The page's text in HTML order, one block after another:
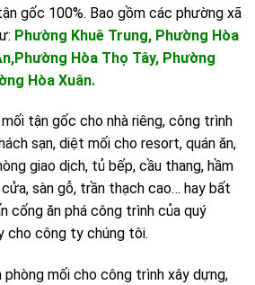
gốc 100%. Bao gồm các phường xã
Phường Khuê Trung, Phường Hòa
Hòa Thọ Tây, Phường
Hòa Xuân.
tận gốc cho nhà riêng, công trình
sạn, diệt mối cho resort, quán ăn,
giao dịch, tủ bếp, cầu thang, hầm
sàn gỗ, trần thạch cao… hay bất
cống ăn phá công trình của quý
cho công ty chúng tôi.
phòng mối cho công trình xây dựng,